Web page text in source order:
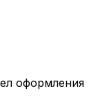
оформления